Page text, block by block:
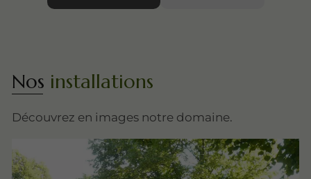
Nos installations
Découvrez en images notre domaine.